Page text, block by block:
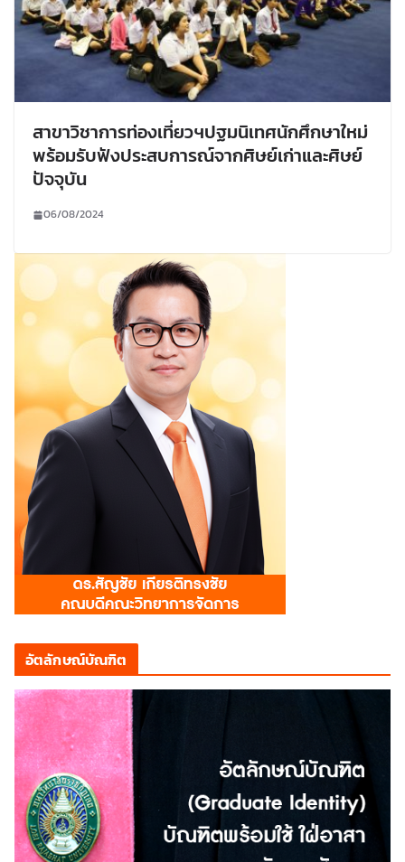
สาขาวิชาการท่องเที่ยวฯปฐมนิเทศนักศึกษาใหม่
พร้อมรับฟังประสบการณ์จากศิษย์เก่าและศิษย์
ปัจจุบัน
06/08/2024
อัตลักษณ์บัณฑิต